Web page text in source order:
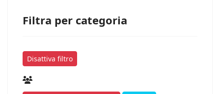
Filtra per categoria
Disattiva filtro